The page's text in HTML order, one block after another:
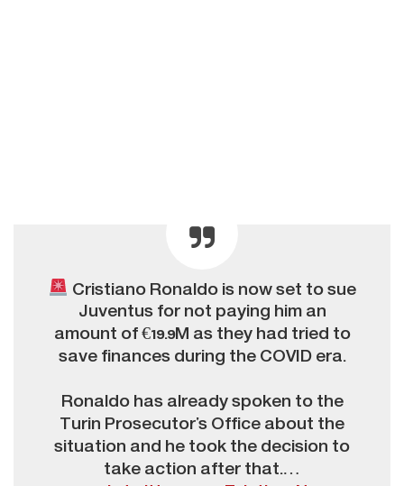
Cristiano Ronaldo is now set to sue
Juventus for not paying him an
amount of €19.9M as they had tried to
save finances during the COVID era.
Ronaldo has already spoken to the
Turin Prosecutor’s Office about the
situation and he took the decision to
take action after that.…